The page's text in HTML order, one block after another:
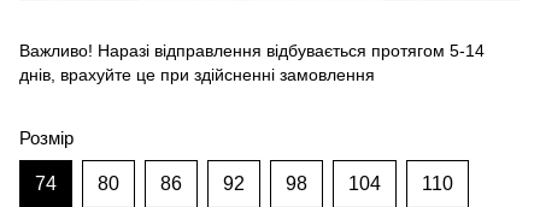
Важливо! Наразі відправлення відбувається протягом 5-14
днів, врахуйте це при здійсненні замовлення
Розмір
74 80 86 92 98 104 110